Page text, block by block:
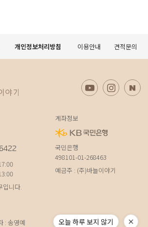
개인정보처리방침 이용안내 견적문의
니다.
계좌정보
국민은행
498101-01-268463
예금주 : (주)바늘이야기
: 송영예 오늘 하루 보지 않기